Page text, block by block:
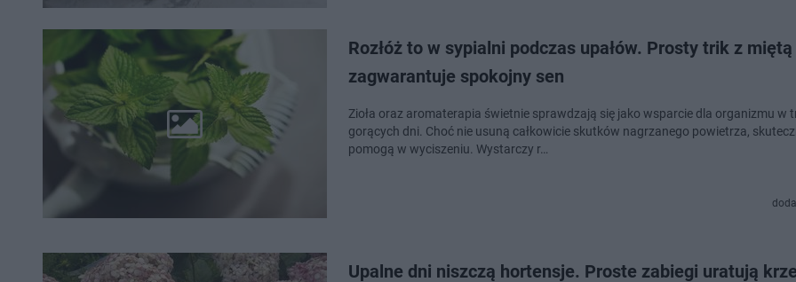
Rozłóż to w sypialni podczas upałów. Prosty trik z miętą
zagwarantuje spokojny sen
Zioła oraz aromaterapia świetnie sprawdzają się jako wsparcie dla organizmu w
gorących dni. Choć nie usuną całkowicie skutków nagrzanego powietrza,
pomogą w wyciszeniu. Wystarczy r…
Upalne dni niszczą hortensje. Proste zabiegi uratują